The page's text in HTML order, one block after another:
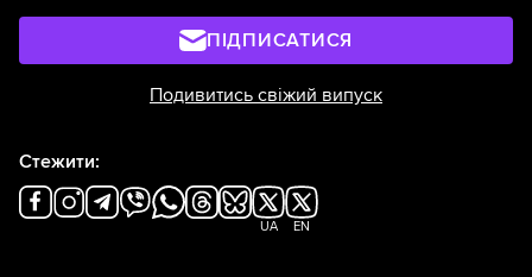
ПІДПИСАТИСЯ
Подивитись свіжий випуск
Стежити:
UA EN